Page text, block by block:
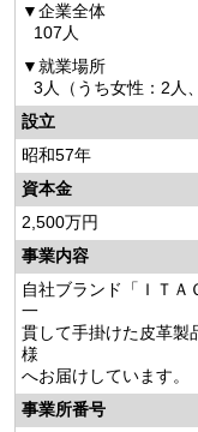
企業全体
107人
就業場所
3人（うち女性：2人
設立
昭和57年
資本金
2,500万円
事業内容
自社ブランド「ＩＴＡ
一
貫して手掛けた皮革製
様
へお届けしています。
事業所番号